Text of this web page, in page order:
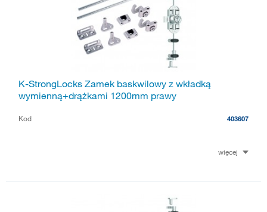
K-StrongLocks Zamek baskwilowy z wkładką
wymienną+drążkami 1200mm prawy
Kod 403607
więcej